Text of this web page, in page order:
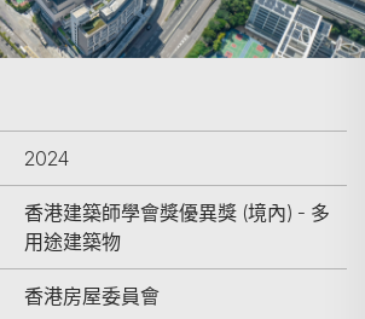
2024
香港建築師學會獎優異獎 (境內) - 多
用途建築物
香港房屋委員會